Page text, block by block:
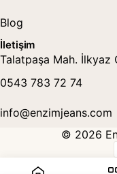
Blog
İletişim
Talatpaşa Mah. İlkyaz
0543 783 72 74
info@enzimjeans.com
© 2026